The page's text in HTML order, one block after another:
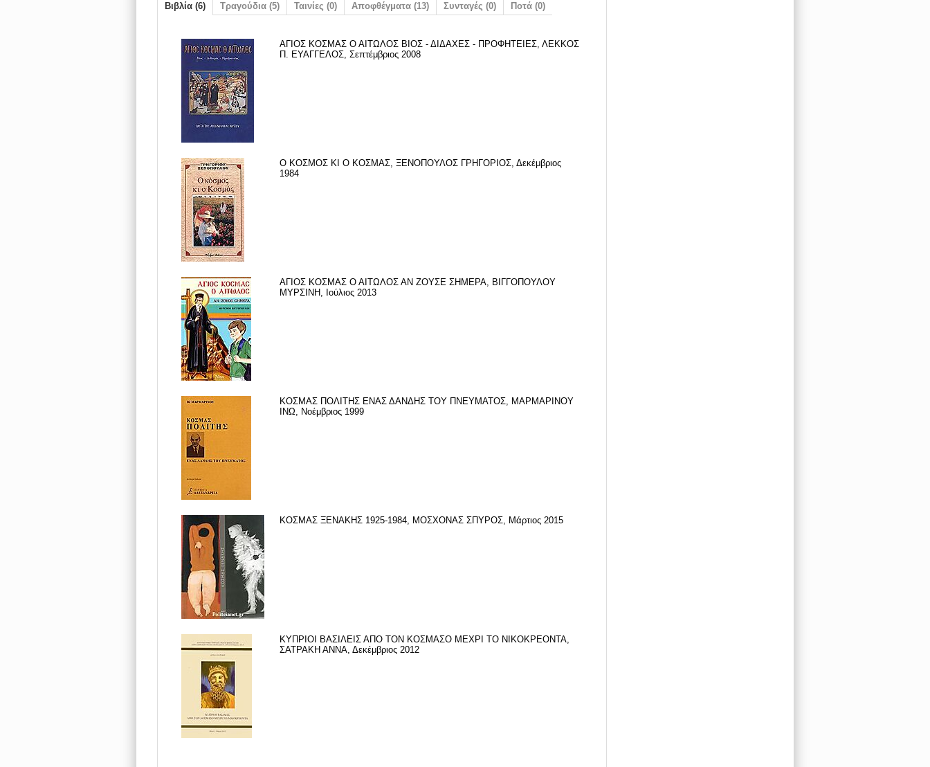
Βιβλία (6) Τραγούδια (5) Ταινίες (0) Αποφθέγματα (13) Συνταγές (0) Ποτά (0)
ΑΓΙΟΣ ΚΟΣΜΑΣ Ο ΑΙΤΩΛΟΣ ΒΙΟΣ - ΔΙΔΑΧΕΣ - ΠΡΟΦΗΤΕΙΕΣ, ΛΕΚΚΟΣ
Π. ΕΥΑΓΓΕΛΟΣ, Σεπτέμβριος 2008
Ο ΚΟΣΜΟΣ ΚΙ Ο ΚΟΣΜΑΣ, ΞΕΝΟΠΟΥΛΟΣ ΓΡΗΓΟΡΙΟΣ, Δεκέμβριος
1984
ΑΓΙΟΣ ΚΟΣΜΑΣ Ο ΑΙΤΩΛΟΣ ΑΝ ΖΟΥΣΕ ΣΗΜΕΡΑ, ΒΙΓΓΟΠΟΥΛΟΥ
ΜΥΡΣΙΝΗ, Ιούλιος 2013
ΚΟΣΜΑΣ ΠΟΛΙΤΗΣ ΕΝΑΣ ΔΑΝΔΗΣ ΤΟΥ ΠΝΕΥΜΑΤΟΣ, ΜΑΡΜΑΡΙΝΟΥ
ΙΝΩ, Νοέμβριος 1999
ΚΟΣΜΑΣ ΞΕΝΑΚΗΣ 1925-1984, ΜΟΣΧΟΝΑΣ ΣΠΥΡΟΣ, Μάρτιος 2015
ΚΥΠΡΙΟΙ ΒΑΣΙΛΕΙΣ ΑΠΟ ΤΟΝ ΚΟΣΜΑΣΟ ΜΕΧΡΙ ΤΟ ΝΙΚΟΚΡΕΟΝΤΑ,
ΣΑΤΡΑΚΗ ΑΝΝΑ, Δεκέμβριος 2012